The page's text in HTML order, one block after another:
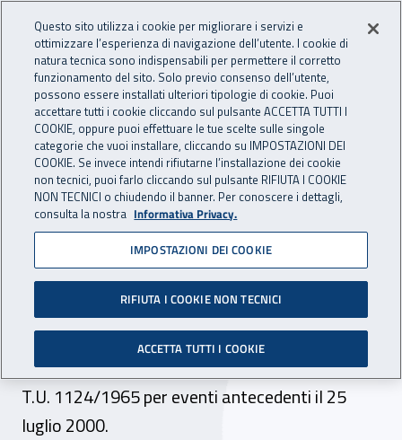
INAIL - Istituto Nazionale
ASSICURAZIONE Apri cerca
Navigazione principale
Navigazione - Ti trovi in:
Home Assicurazione
L'assicurazione Inail
Quali sono le prestazioni
Prestazioni economiche
Rendita
diretta per inabilità permanente
Rendita diretta per inabilità
permanente
È una prestazione economica erogata a scopo
di indennizzo per la diminuita attitudine al
lavoro valutata in base alle tabelle allegate al
T.U. 1124/1965 per eventi antecedenti il 25
luglio 2000.
Questo sito utilizza i cookie per migliorare i servizi e
ottimizzare l’esperienza di navigazione dell’utente. I cookie di
natura tecnica sono indispensabili per permettere il corretto
funzionamento del sito. Solo previo consenso dell’utente,
possono essere installati ulteriori tipologie di cookie. Puoi
accettare tutti i cookie cliccando sul pulsante ACCETTA TUTTI I
COOKIE, oppure puoi effettuare le tue scelte sulle singole
categorie che vuoi installare, cliccando su IMPOSTAZIONI DEI
COOKIE. Se invece intendi rifiutarne l’installazione dei cookie
non tecnici, puoi farlo cliccando sul pulsante RIFIUTA I COOKIE
NON TECNICI o chiudendo il banner. Per conoscere i dettagli,
consulta la nostra Informativa Privacy.
IMPOSTAZIONI DEI COOKIE
RIFIUTA I COOKIE NON TECNICI
ACCETTA TUTTI I COOKIE